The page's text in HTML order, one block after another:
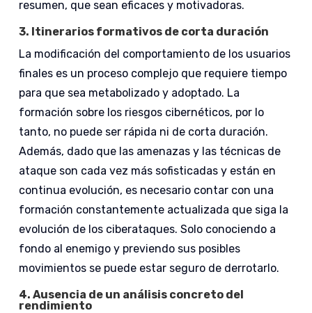
resumen, que sean eficaces y motivadoras.
3. Itinerarios formativos de corta duración
La modificación del comportamiento de los usuarios
finales es un proceso complejo que requiere tiempo
para que sea metabolizado y adoptado. La
formación sobre los riesgos cibernéticos, por lo
tanto, no puede ser rápida ni de corta duración.
Además, dado que las amenazas y las técnicas de
ataque son cada vez más sofisticadas y están en
continua evolución, es necesario contar con una
formación constantemente actualizada que siga la
evolución de los ciberataques. Solo conociendo a
fondo al enemigo y previendo sus posibles
movimientos se puede estar seguro de derrotarlo.
4.Ausencia de un análisis concreto del
rendimiento